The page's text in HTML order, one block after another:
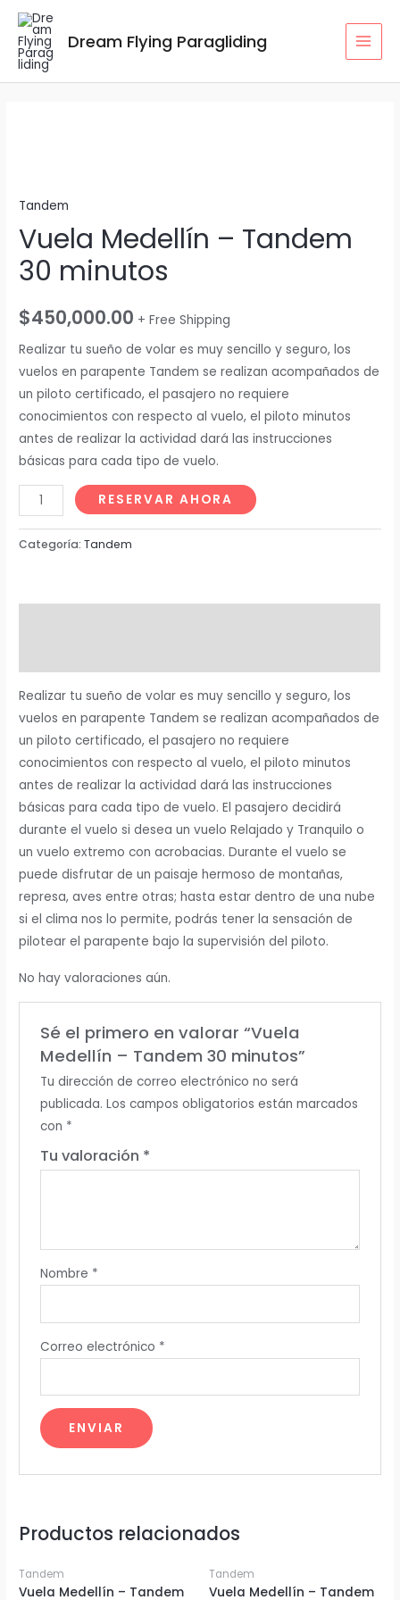
Dream Flying Paragliding
Tandem
Vuela Medellín – Tandem
30 minutos
$450,000.00 + Free Shipping
Realizar tu sueño de volar es muy sencillo y seguro, los
vuelos en parapente Tandem se realizan acompañados de
un piloto certificado, el pasajero no requiere
conocimientos con respecto al vuelo, el piloto minutos
antes de realizar la actividad dará las instrucciones
básicas para cada tipo de vuelo.
RESERVAR AHORA
Categoría:Tandem
Realizar tu sueño de volar es muy sencillo y seguro, los
vuelos en parapente Tandem se realizan acompañados de
un piloto certificado, el pasajero no requiere
conocimientos con respecto al vuelo, el piloto minutos
antes de realizar la actividad dará las instrucciones
básicas para cada tipo de vuelo. El pasajero decidirá
durante el vuelo si desea un vuelo Relajado y Tranquilo o
un vuelo extremo con acrobacias. Durante el vuelo se
puede disfrutar de un paisaje hermoso de montañas,
represa, aves entre otras; hasta estar dentro de una nube
si el clima nos lo permite, podrás tener la sensación de
pilotear el parapente bajo la supervisión del piloto.
No hay valoraciones aún.
Sé el primero en valorar “Vuela
Medellín – Tandem 30 minutos”
Tu dirección de correo electrónico no será
publicada. Los campos obligatorios están marcados
con *
Tu valoración *
Nombre *
Correo electrónico *
Productos relacionados
Tandem
Vuela Medellín – Tandem
Tandem
Vuela Medellín – Tandem